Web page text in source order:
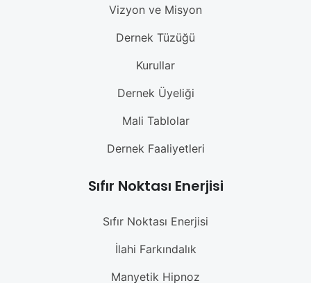
Vizyon ve Misyon
Dernek Tüzüğü
Kurullar
Dernek Üyeliği
Mali Tablolar
Dernek Faaliyetleri
Sıfır Noktası Enerjisi
Sıfır Noktası Enerjisi
İlahi Farkındalık
Manyetik Hipnoz